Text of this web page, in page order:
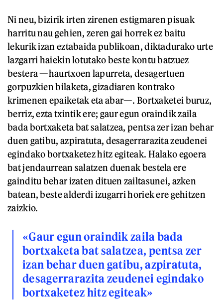
Ni neu, bizirik irten zirenen estigmaren pisuak
harritu nau gehien, zeren gai horrek ez baitu
lekurik izan eztabaida publikoan, diktadurako urte
lazgarri haiekin lotutako beste kontu batzuez
bestera —haurtxoen lapurreta, desagertuen
gorpuzkien bilaketa, gizadiaren kontrako
krimenen epaiketak eta abar—. Bortxaketei buruz,
berriz, ezta txintik ere; gaur egun oraindik zaila
bada bortxaketa bat salatzea, pentsa zer izan behar
duen gatibu, azpiratuta, desagerrarazita zeudenei
egindako bortxaketez hitz egiteak. Halako egoera
bat jendaurrean salatzen duenak bestela ere
gainditu behar izaten dituen zailtasunei, azken
batean, beste alderdi izugarri horiek ere gehitzen
zaizkio.
«Gaur egun oraindik zaila bada
bortxaketa bat salatzea, pentsa zer
izan behar duen gatibu, azpiratuta,
desagerrarazita zeudenei egindako
bortxaketez hitz egiteak»